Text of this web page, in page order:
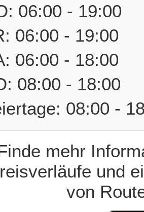
06:00 - 19:00
06:00 - 19:00
06:00 - 18:00
08:00 - 18:00
08:00 -
mehr
und
von